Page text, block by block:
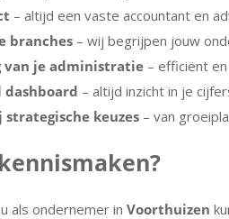
– altijd een vaste accountant en
branches – wij begrijpen jouw
van je administratie – efficiënt
– altijd inzicht in je
keuzes – van
als ondernemer in Voorthuizen